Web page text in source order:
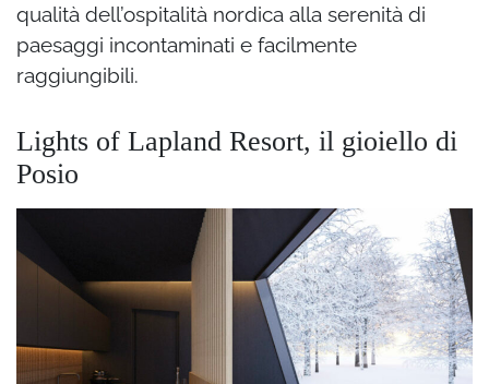
qualità dell’ospitalità nordica alla serenità di
paesaggi incontaminati e facilmente
raggiungibili.
Lights of Lapland Resort, il gioiello di
Posio